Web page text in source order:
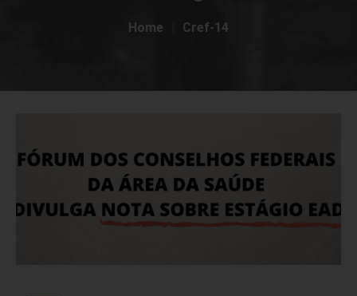
Home Cref-14